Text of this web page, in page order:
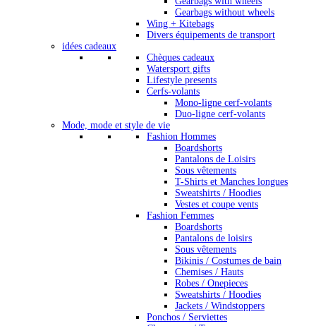
Gearbags without wheels
Wing + Kitebags
Divers équipements de transport
idées cadeaux
Chèques cadeaux
Watersport gifts
Lifestyle presents
Cerfs-volants
Mono-ligne cerf-volants
Duo-ligne cerf-volants
Mode, mode et style de vie
Fashion Hommes
Boardshorts
Pantalons de Loisirs
Sous vêtements
T-Shirts et Manches longues
Sweatshirts / Hoodies
Vestes et coupe vents
Fashion Femmes
Boardshorts
Pantalons de loisirs
Sous vêtements
Bikinis / Costumes de bain
Chemises / Hauts
Robes / Onepieces
Sweatshirts / Hoodies
Jackets / Windstoppers
Ponchos / Serviettes